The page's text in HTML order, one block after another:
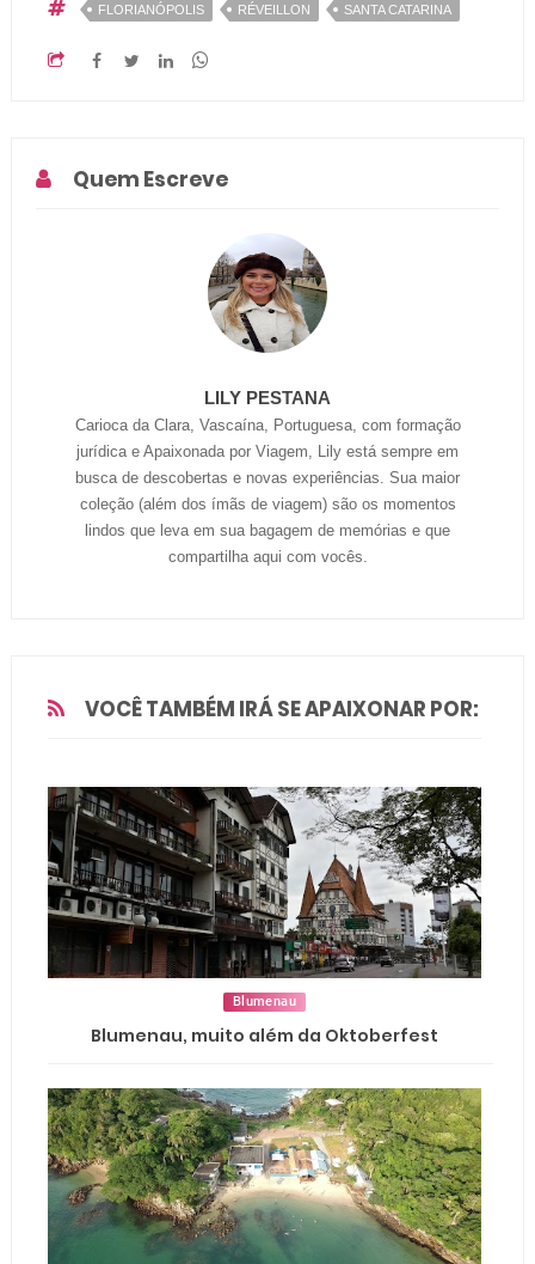
FLORIANÓPOLIS RÉVEILLON SANTA CATARINA
Quem Escreve
LILY PESTANA
Carioca da Clara, Vascaína, Portuguesa, com formação
jurídica e Apaixonada por Viagem, Lily está sempre em
busca de descobertas e novas experiências. Sua maior
coleção (além dos ímãs de viagem) são os momentos
lindos que leva em sua bagagem de memórias e que
compartilha aqui com vocês.
VOCÊ TAMBÉM IRÁ SE APAIXONAR POR:
Blumenau
Blumenau, muito além da Oktoberfest